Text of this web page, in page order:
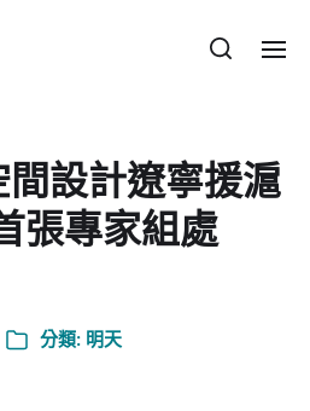
設計遼寧援滬
張專家組處
分類: 明天